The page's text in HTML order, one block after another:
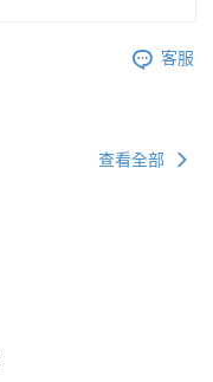
客服
查看全部